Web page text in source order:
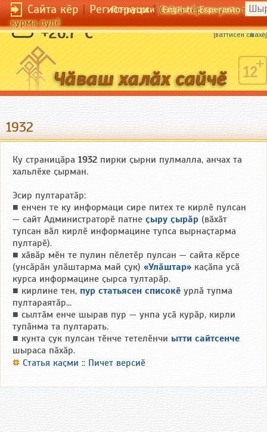
Сайта кӗр|Регистраци|Сайта кӗрсен унпа
курма пулӗ
По-русски English Esperanto
+26.7 °C Кахал ҫине виҫ кун малтан ҫумӑр ӳкнӗ.
[ваттисен сӑмахӗ]
1932
Ку страницӑра 1932 пирки ҫырни пулмалла, анчах та
хальлӗхе ҫырман.
Эсир пултаратӑр:
■ енчен те ку информаци сире питех те кирлӗ пулсан
— сайт Администраторӗ патне ҫыру ҫырӑр (вӑхӑт
тупсан вӑл кирлӗ информацине тупса вырнаҫтарма
пултарӗ).
■ хӑвӑр мӗн те пулин пӗлетӗр пулсан — сайта кӗрсе
(унсӑрӑн улӑштарма май ҫук) «Улӑштар» каҫӑпа усӑ
курса информацине ҫырса тултарӑр.
■ кирлине тен, пур статьясен списокӗ урлӑ тупма
пултараятӑр...
■ сылтӑм енче шырав пур — унпа усӑ курӑр, кирли
тупӑнма та пултарать.
■ кунта ҫук пулсан тӗнче тетелӗнчи ытти сайтсенче
шыраса пӑхӑр.
Статья каҫми :: Пичет версиӗ